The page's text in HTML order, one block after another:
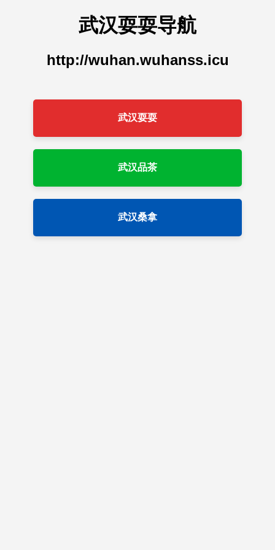
武汉耍耍导航
http://wuhan.wuhanss.icu
武汉耍耍
武汉品茶
武汉桑拿